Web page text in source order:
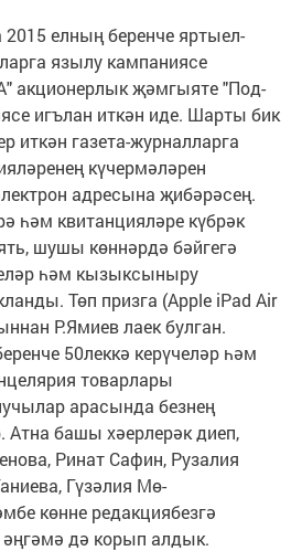
елның беренче яртыел­
язылу кампаниясе
акционерлык җәмгыяте "Под­­
игълан иткән иде. Шарты бик
иткән газета-журналларга
кү­чер­мә­ләрен
адресына җибәрәсең.
һәм квитанцияләре күбрәк
шушы көннәрдә бәйгегә
һәм кызыксыныру
Төп призга (Apple iPad Air
Р.Ямиев лаек булган.
50леккә керүчеләр һәм
товарлары
арасында безнең
Атна башы хәерлерәк диеп,
Ринат Сафин, Рузалия
Гүзәлия Мө­
көнне редакция­безгә
дә корып алдык.